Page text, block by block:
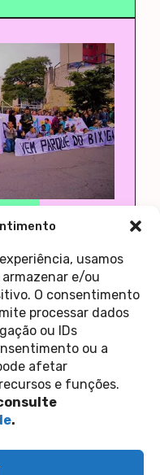
usamos
e/ou
O consentimento
processar dados
ou IDs
ou a
afetar
e funções.
.
tema de
de SP
Casa 1
>